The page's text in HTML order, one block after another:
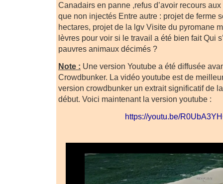
Canadairs en panne ,refus d’avoir recours
que non injectés Entre autre : projet de ferme
hectares, projet de la lgv Visite du pyromane
lèvres pour voir si le travail a été bien fait Qui
pauvres animaux décimés ?
Note : Une version Youtube a été diffusée
Crowdbunker. La vidéo youtube est de
version crowdbunker un extrait significatif de
début. Voici maintenant la version youtube :
https://youtu.be/